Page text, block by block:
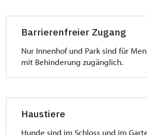
15°48'36.907"E
Ehemalige Mühle:
Barrierenfreier Zugang
Nur Innenhof und Park sind für
mit Behinderung zugänglich.
Haustiere
Hunde sind im Schloss und im